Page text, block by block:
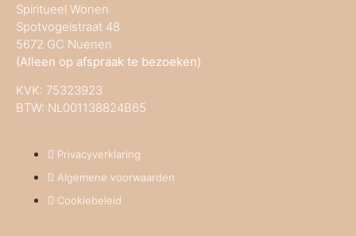
Spiritueel Wonen
Spotvogelstraat 48
5672 GC Nuenen
(Alleen op afspraak te bezoeken)
KVK: 75323923
BTW: NL001138824B65
Privacyverklaring
Algemene voorwaarden
Cookiebeleid